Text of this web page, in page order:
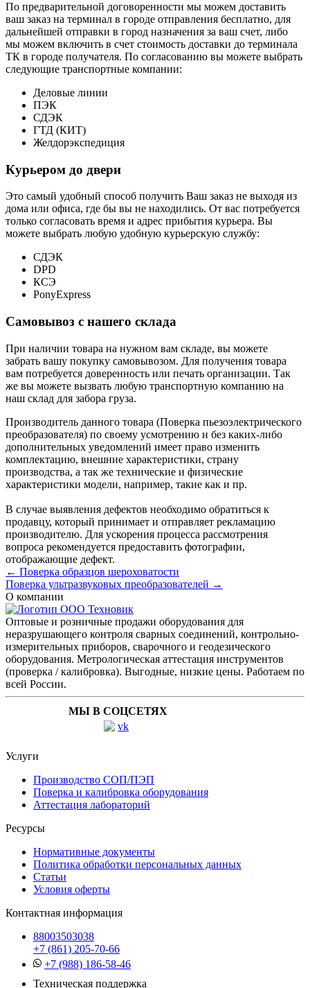
По предварительной договоренности мы можем доставить
ваш заказ на терминал в городе отправления бесплатно, для
дальнейшей отправки в город назначения за ваш счет, либо
мы можем включить в счет стоимость доставки до терминала
ТК в городе получателя. По согласованию вы можете выбрать
следующие транспортные компании:
Деловые линии
ПЭК
СДЭК
ГТД (КИТ)
Желдорэкспедиция
Курьером до двери
Это самый удобный способ получить Ваш заказ не выходя из
дома или офиса, где бы вы не находились. От вас потребуется
только согласовать время и адрес прибытия курьера. Вы
можете выбрать любую удобную курьерскую службу:
СДЭК
DPD
КСЭ
PonyExpress
Самовывоз с нашего склада
При наличии товара на нужном вам складе, вы можете
забрать вашу покупку самовывозом. Для получения товара
вам потребуется доверенность или печать организации. Так
же вы можете вызвать любую транспортную компанию на
наш склад для забора груза.
Производитель данного товара (Поверка пьезоэлектрического
преобразователя) по своему усмотрению и без каких-либо
дополнительных уведомлений имеет право изменить
комплектацию, внешние характеристики, страну
производства, а так же технические и физические
характеристики модели, например, такие как и пр.
В случае выявления дефектов необходимо обратиться к
продавцу, который принимает и отправляет рекламацию
производителю. Для ускорения процесса рассмотрения
вопроса рекомендуется предоставить фотографии,
отображающие дефект.
← Поверка образцов шероховатости
Поверка ультразвуковых преобразователей →
О компании
Оптовые и розничные продажи оборудования для
неразрушающего контроля сварных соединений, контрольно-
измерительных приборов, сварочного и геодезического
оборудования. Метрологическая аттестация инструментов
(проверка / калибровка). Выгодные, низкие цены. Работаем по
всей России.
МЫ В СОЦСЕТЯХ
Услуги
Производство СОП/ПЭП
Поверка и калибровка оборудования
Аттестация лабораторий
Ресурсы
Нормативные документы
Политика обработки персональных данных
Статьи
Условия оферты
Контактная информация
88003503038
+7 (861) 205-70-66
+7 (988) 186-58-46
Техническая поддержка